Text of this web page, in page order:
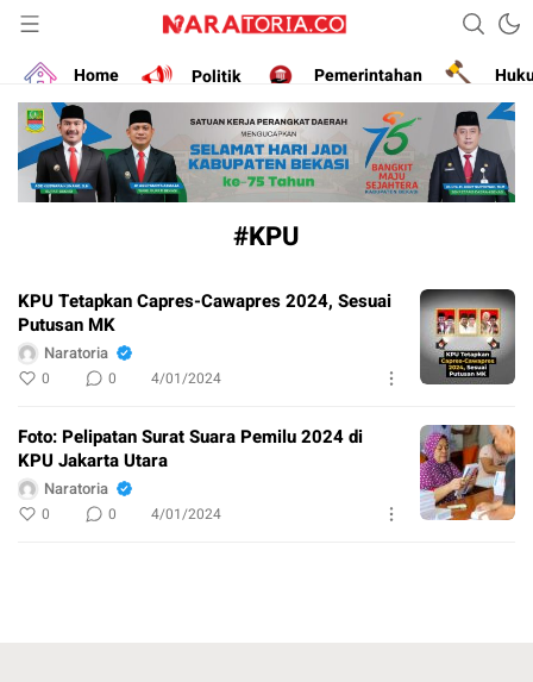
naratoria.co
Narasikan Fakta dan Data
Home
Politik Pemerintahan
#KPU
KPU Tetapkan Capres-Cawapres 2024, Sesuai
Putusan MK
Naratoria
0 0 4/01/2024
Foto: Pelipatan Surat Suara Pemilu 2024 di
KPU Jakarta Utara
Naratoria
0 0 4/01/2024